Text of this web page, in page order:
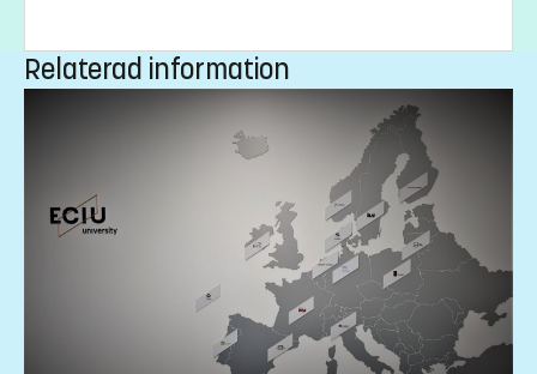
Relaterad information